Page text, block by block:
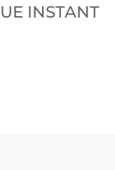
INSTANT